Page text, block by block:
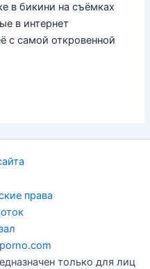
в бикини на съёмках
в интернет
с самой откровенной
права
только для лиц